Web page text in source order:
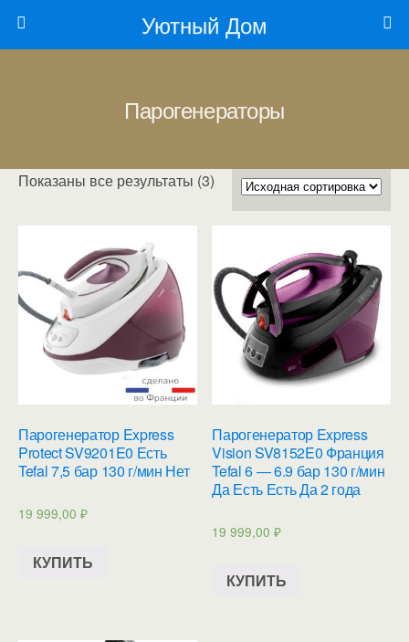
Уютный Дом
Парогенераторы
Показаны все результаты (3)
Парогенератор Express
Protect SV9201E0 Есть
Tefal 7,5 бар 130 г/мин Нет
19 999,00 ₽
КУПИТЬ
Парогенератор Express
Vision SV8152E0 Франция
Tefal 6 — 6.9 бар 130 г/мин
Да Есть Есть Да 2 года
19 999,00₽
КУПИТЬ